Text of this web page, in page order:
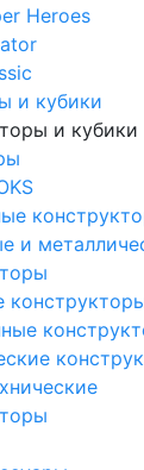
Heroes
и кубики
и кубики
и